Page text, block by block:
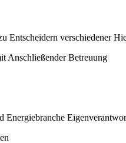
verschiedener
Anschließender Betreuung